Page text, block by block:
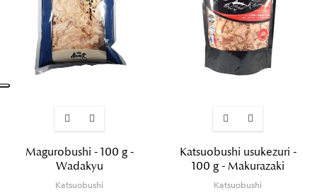
Magurobushi - 100 g -
Wadakyu
Katsuobushi
Katsuobushi usukezuri -
100 g - Makurazaki
Katsuobushi